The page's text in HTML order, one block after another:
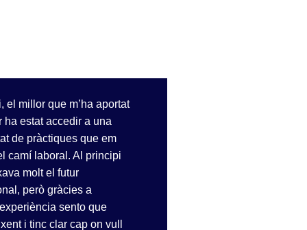
el millor que m’ha aportat
ha estat accedir a una
de pràctiques que em
camí laboral. Al principi
molt el futur
però gràcies a
sento que
i tinc clar cap on vull